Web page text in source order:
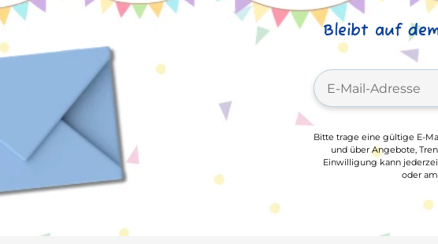
Bleibt auf
Bitte trage eine gültige E-
und über Angebote,
Einwilligung kann
oder